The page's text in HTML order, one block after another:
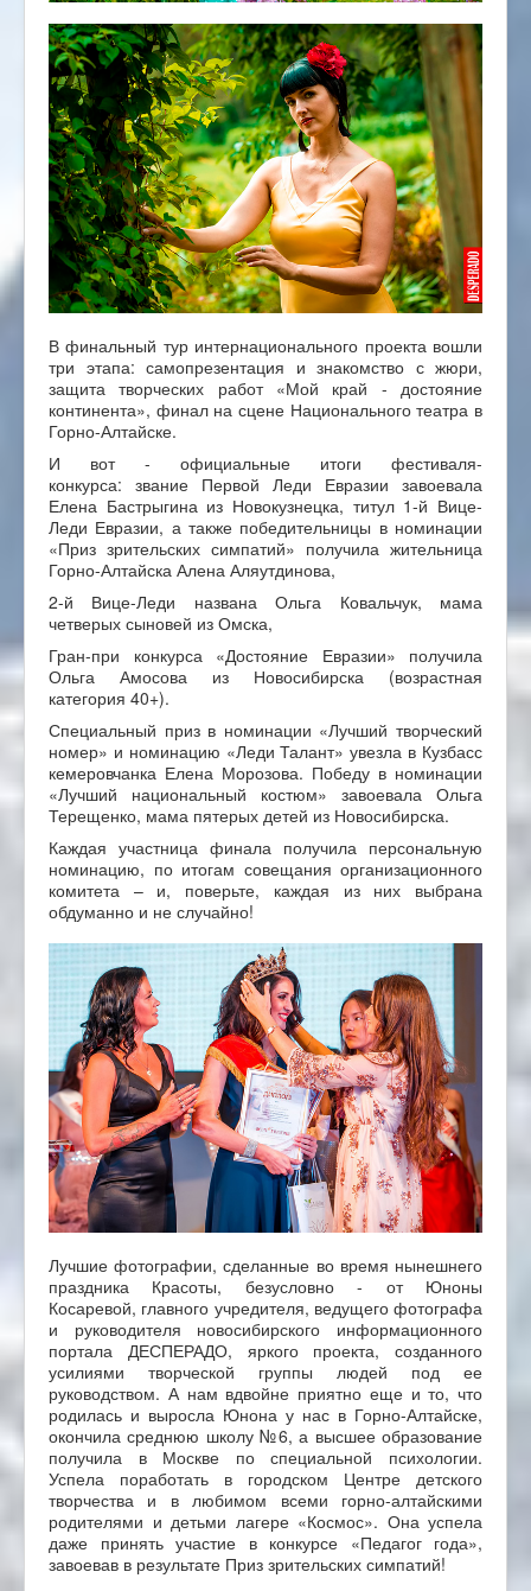
В финальный тур интернационального проекта вошли
три этапа: самопрезентация и знакомство с жюри,
защита творческих работ «Мой край - достояние
континента», финал на сцене Национального театра в
Горно-Алтайске.
И вот - официальные итоги фестиваля-
конкурса: звание Первой Леди Евразии завоевала
Елена Бастрыгина из Новокузнецка, титул 1-й Вице-
Леди Евразии, а также победительницы в номинации
«Приз зрительских симпатий» получила жительница
Горно-Алтайска Алена Аляутдинова,
2-й Вице-Леди названа Ольга Ковальчук, мама
четверых сыновей из Омска,
Гран-при конкурса «Достояние Евразии» получила
Ольга Амосова из Новосибирска (возрастная
категория 40+).
Специальный приз в номинации «Лучший творческий
номер» и номинацию «Леди Талант» увезла в Кузбасс
кемеровчанка Елена Морозова. Победу в номинации
«Лучший национальный костюм» завоевала Ольга
Терещенко, мама пятерых детей из Новосибирска.
Каждая участница финала получила персональную
номинацию, по итогам совещания организационного
комитета – и, поверьте, каждая из них выбрана
обдуманно и не случайно!
Лучшие фотографии, сделанные во время нынешнего
праздника Красоты, безусловно - от Юноны
Косаревой, главного учредителя, ведущего фотографа
и руководителя новосибирского информационного
портала ДЕСПЕРАДО, яркого проекта, созданного
усилиями творческой группы людей под ее
руководством. А нам вдвойне приятно еще и то, что
родилась и выросла Юнона у нас в Горно-Алтайске,
окончила среднюю школу №6, а высшее образование
получила в Москве по специальной психологии.
Успела поработать в городском Центре детского
творчества и в любимом всеми горно-алтайскими
родителями и детьми лагере «Космос». Она успела
даже принять участие в конкурсе «Педагог года»,
завоевав в результате Приз зрительских симпатий!